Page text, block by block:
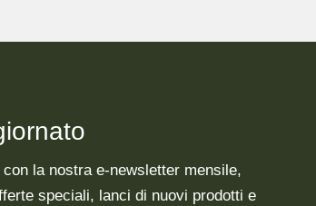
con la nostra e-newsletter mensile,
speciali, lanci di nuovi prodotti e